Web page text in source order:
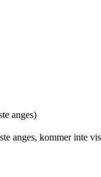
anges)
anges, kommer inte